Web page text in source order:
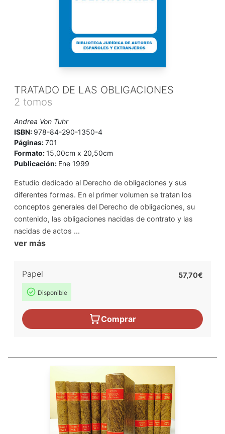
TRATADO DE LAS OBLIGACIONES
2 tomos
Andrea Von Tuhr
ISBN: 978-84-290-1350-4
Páginas:701
Formato:15,00cm x 20,50cm
Publicación: Ene 1999
Estudio dedicado al Derecho de obligaciones y sus
diferentes formas. En el primer volumen se tratan los
conceptos generales del Derecho de obligaciones, su
contenido, las obligaciones nacidas de contrato y las
nacidas de actos ...
ver más
Papel
Disponible
57,70€
Comprar